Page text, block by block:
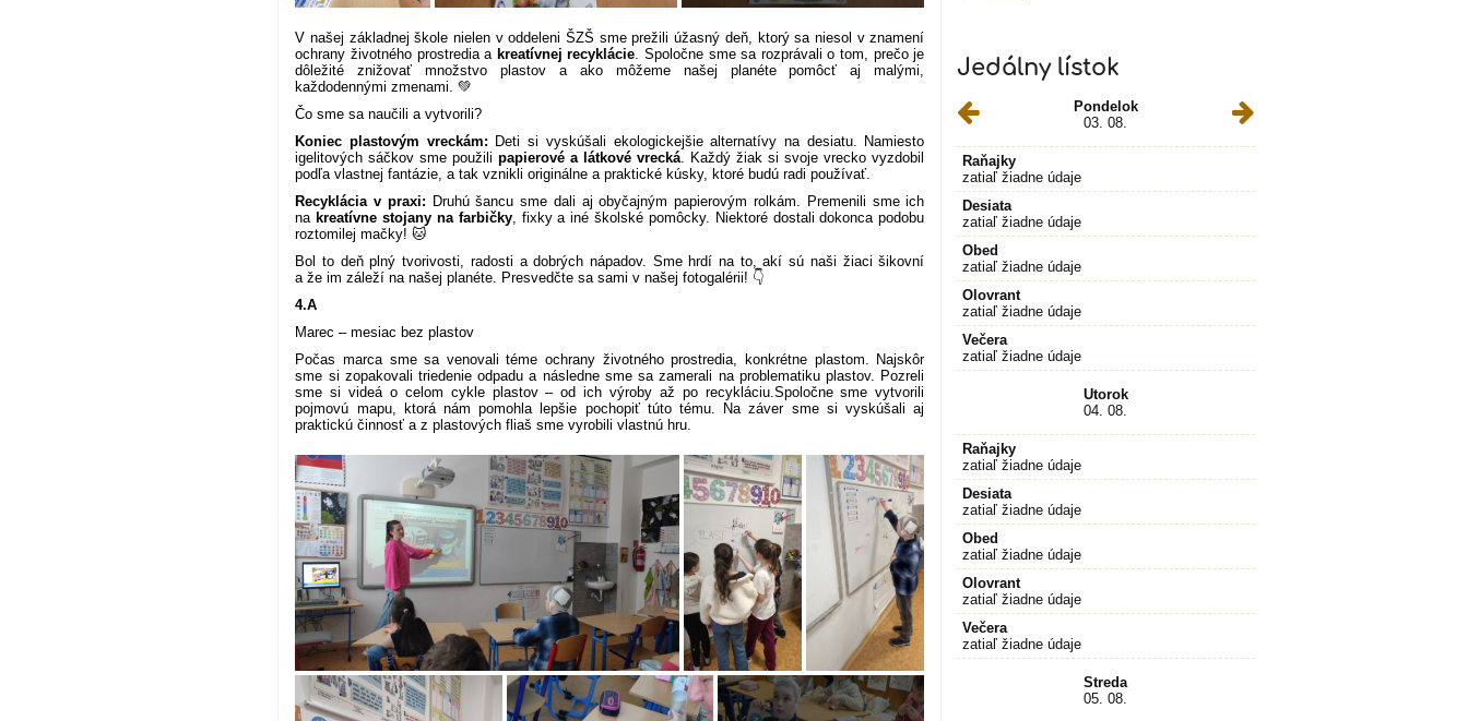
V našej základnej škole nielen v oddeleni ŠZŠ sme prežili úžasný deň, ktorý sa niesol v znamení
ochrany životného prostredia a kreatívnej recyklácie. Spoločne sme sa rozprávali o tom, prečo je
dôležité znižovať množstvo plastov a ako môžeme našej planéte pomôcť aj malými,
každodennými zmenami. 💚
Čo sme sa naučili a vytvorili?
Koniec plastovým vreckám: Deti si vyskúšali ekologickejšie alternatívy na desiatu. Namiesto
igelitových sáčkov sme použilipapierové a látkové vrecká. Každý žiak si svoje vrecko vyzdobil
podľa vlastnej fantázie, a tak vznikli originálne a praktické kúsky, ktoré budú radi používať.
Recyklácia v praxi: Druhú šancu sme dali aj obyčajným papierovým rolkám. Premenili sme ich
na kreatívne stojany na farbičky, fixky a iné školské pomôcky. Niektoré dostali dokonca podobu
roztomilej mačky! 🐱
Bol to deň plný tvorivosti, radosti a dobrých nápadov. Sme hrdí na to, akí sú naši žiaci šikovní
a že im záleží na našej planéte. Presvedčte sa sami v našej fotogalérii! 👇
4.A
Marec – mesiac bez plastov
Počas marca sme sa venovali téme ochrany životného prostredia, konkrétne plastom. Najskôr
sme si zopakovali triedenie odpadu a následne sme sa zamerali na problematiku plastov. Pozreli
sme si videá o celom cykle plastov – od ich výroby až po recykláciu.Spoločne sme vytvorili
pojmovú mapu, ktorá nám pomohla lepšie pochopiť túto tému. Na záver sme si vyskúšali aj
praktickú činnosť a z plastových fliaš sme vyrobili vlastnú hru.
Jedálny lístok
Pondelok
03. 08.
Raňajky
zatiaľ žiadne údaje
Desiata
zatiaľ žiadne údaje
Obed
zatiaľ žiadne údaje
Olovrant
zatiaľ žiadne údaje
Večera
zatiaľ žiadne údaje
Utorok
04. 08.
Raňajky
zatiaľ žiadne údaje
Desiata
zatiaľ žiadne údaje
Obed
zatiaľ žiadne údaje
Olovrant
zatiaľ žiadne údaje
Večera
zatiaľ žiadne údaje
Streda
05. 08.